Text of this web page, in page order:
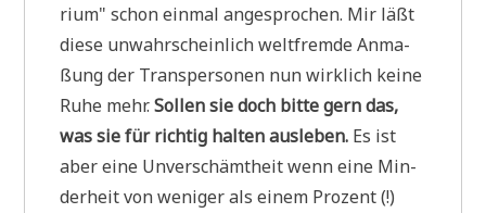
ri­um" schon ein­mal ange­spro­chen. Mir läßt
die­se unwahr­schein­lich welt­frem­de Anma­
ßung der Trans­per­so­nen nun wirk­lich kei­ne
Ruhe mehr.Sol­len sie doch bit­te gern das,
was sie für rich­tig hal­ten aus­le­ben. Es ist
aber eine Unver­schämt­heit wenn eine Min­
der­heit von weni­ger als einem Pro­zent (!)